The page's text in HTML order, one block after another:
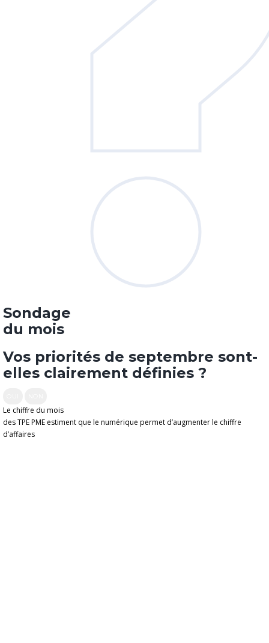
Sondage
du mois
Vos priorités de septembre sont-
elles clairement définies ?
Le chiffre du mois
des TPE PME estiment que le numérique permet d’augmenter le chiffre
d’affaires